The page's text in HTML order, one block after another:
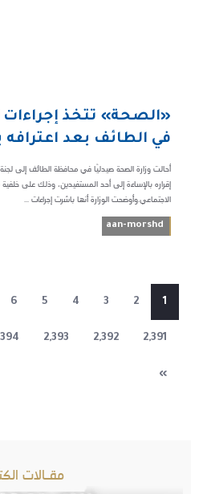
«الصحة» تتخذ
في الطائف بعد اعترافه
أحالت وزارة الصحة صيدليًا في محافظة الطائف إلى
إقراره بالإساءة إلى أحد المستفيدين، وذلك على
الاجتماعي.وأوضحت الوزارة أنها باشرت إجراءات ...
aan-morshd
1
2
3
4
5
6
2,391
2,392
2,393
»
مقـالات